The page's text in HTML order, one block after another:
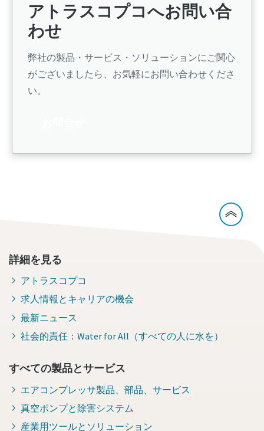
アトラスコプコへお問い合
わせ
弊社の製品・サービス・ソリューションにご関心
がございましたら、お気軽にお問い合わせくださ
い。
詳細を見る
アトラスコプコ
求人情報とキャリアの機会
最新ニュース
社会的責任：Water for All（すべての人に水を）
すべての製品とサービス
エアコンプレッサ製品、部品、サービス
真空ポンプと除害システム
産業用ツールとソリューション